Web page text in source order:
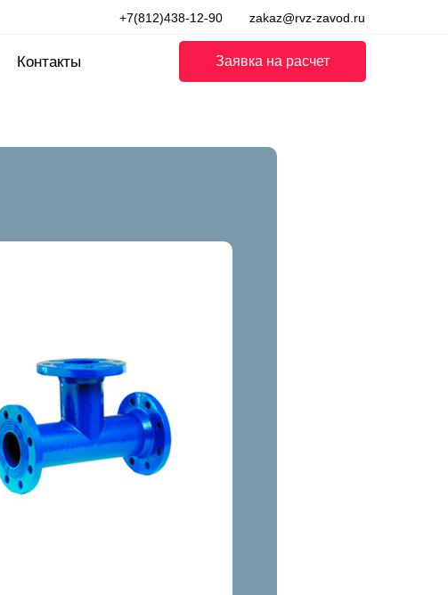
Контакты
+7(812)438-12-90 zakaz@rvz-zavod.ru
Заявка на расчет